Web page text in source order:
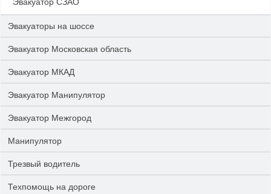
Эвакуаторы на шоссе
Эвакуатор Московская область
Эвакуатор МКАД
Эвакуатор Манипулятор
Эвакуатор Межгород
Манипулятор
Трезвый водитель
Техпомощь на дороге